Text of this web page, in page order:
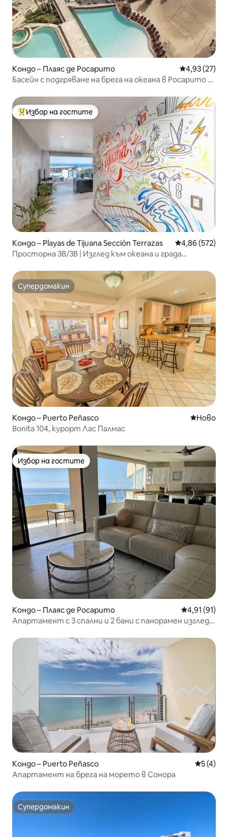
Кондо – Плаяс де Росарито Средна
4,93 (27)
Басейн с подгряване на брега на океана в Росарито @
Най-популярен избор на гостите
Избор на гостите
Кондо – Playas de Tijuana Sección Terrazas Средна
4,86 (572)
Просторна 3B/3B | Изглед към океана и града
Супердомакин
Супердомакин
Кондо – Puerto Peñasco Ново
Ново
Bonita 104, курорт Лас Палмас
Избор на гостите
Избор на гостите
Кондо – Плаяс де Росарито Средна
4,91 (91)
Апартамент с 3 спални и 2 бани с панорамен изглед
Кондо – Puerto Peñasco Средна
5 (4)
Апартамент на брега на морето в Сонора
Супердомакин
Супердомакин